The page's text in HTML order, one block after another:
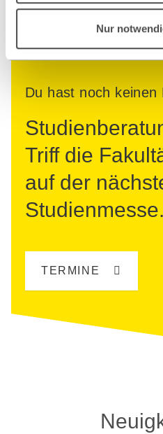
Nur
Du hast noch keinen
Triff die
auf der
Studienmesse.
TERMINE